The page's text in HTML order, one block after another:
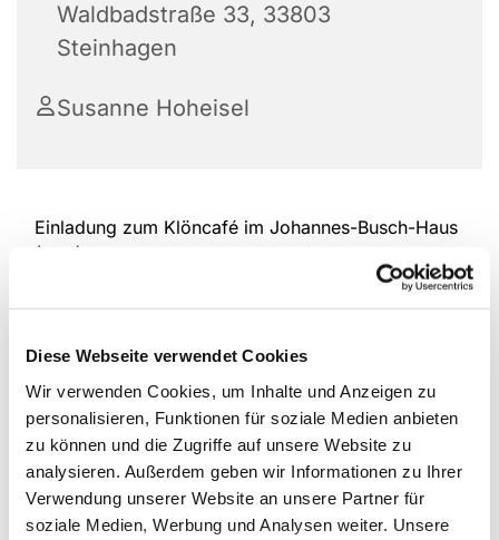
Diese Webseite verwendet Cookies
Wir verwenden Cookies, um Inhalte und Anzeigen zu
personalisieren, Funktionen für soziale Medien anbieten
zu können und die Zugriffe auf unsere Website zu
analysieren. Außerdem geben wir Informationen zu Ihrer
Verwendung unserer Website an unsere Partner für
soziale Medien, Werbung und Analysen weiter. Unsere
Waldbadstraße 33, 33803
Steinhagen
Susanne Hoheisel
Einladung zum Klöncafé im Johannes-Busch-Haus
(JBH)
willkommen.
Keine Anmeldung erforderlich. Freiwillige Spende
für das Johannes-Busch-Haus erbeten.